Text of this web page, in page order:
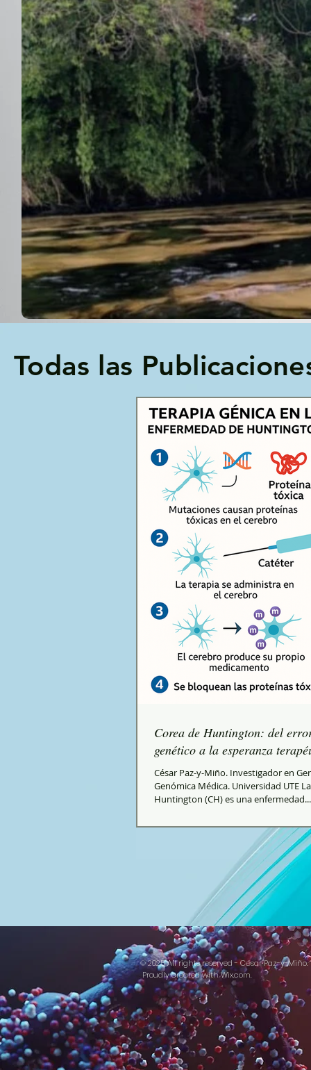
Todas las
Corea de Huntington: del
genético a la esperanza
César Paz-y-Miño. Investigador en
Genómica Médica. Universidad UTE
Huntington (CH) es una enfermedad...
© 2025 All rights reserved - César Paz-y-Miño.
Proudly created withWix.com.